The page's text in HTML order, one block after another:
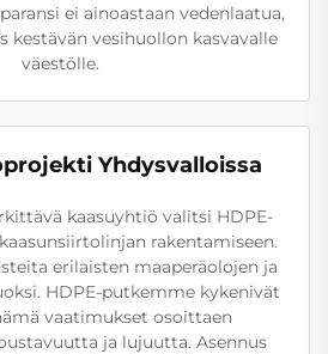
ei ainoastaan vedenlaatua,
kestävän vesihuollon kasvavalle
väestölle.
Yhdysvalloissa
kaasuyhtiö valitsi HDPE-
rakentamiseen.
erilaisten maaperäolojen ja
HDPE-putkemme kykenivät
vaatimukset osoittaen
ja lujuutta. Asennus